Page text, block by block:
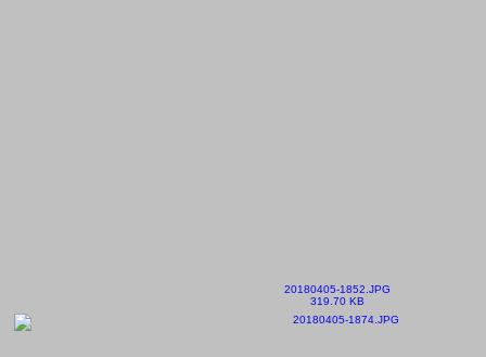
20180405-1852.JPG
319.70 KB